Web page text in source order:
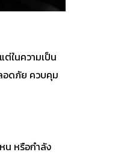
ในความเป็น
อดภัย ควบคุม
น หรือกำลัง